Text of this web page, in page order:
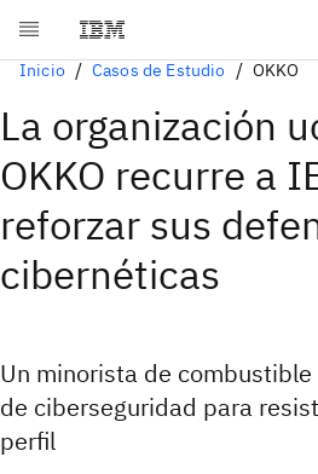
Inicio Casos de Estudio OKKO
La organización
OKKO recurre a
reforzar sus
cibernéticas
Un minorista de
de ciberseguridad para
perfil